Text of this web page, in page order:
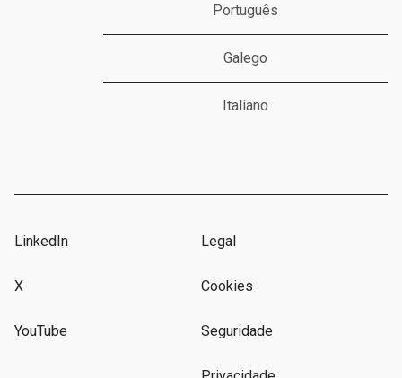
Português
Galego
Italiano
LinkedIn
X
YouTube
Legal
Cookies
Seguridade